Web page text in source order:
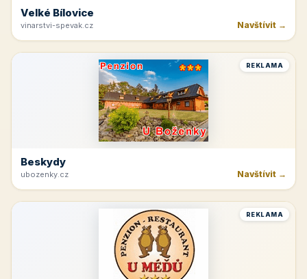
Velké Bílovice
vinarstvi-spevak.cz Navštívit →
REKLAMA
Beskydy
ubozenky.cz Navštívit →
REKLAMA